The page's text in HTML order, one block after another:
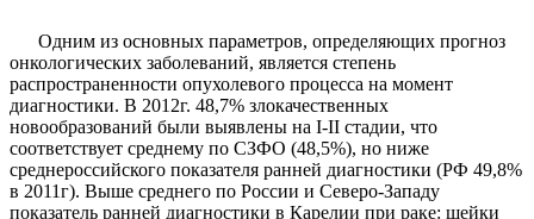
Одним из основных параметров, определяющих прогноз
онкологических заболеваний, является степень
распространенности опухолевого процесса на момент
диагностики. В 2012г. 48,7% злокачественных
новообразований были выявлены на I-II cтадии, что
соответствует среднему по СЗФО (48,5%), но ниже
среднероссийского показателя ранней диагностики (РФ 49,8%
в 2011г). Выше среднего по России и Северо-Западу
показатель ранней диагностики в Карелии при раке: шейки